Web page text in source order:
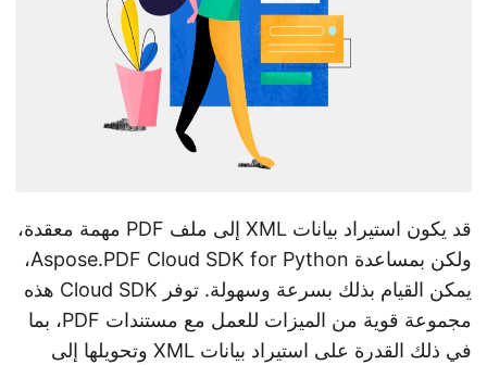
قد يكون استيراد بيانات XML إلى ملف PDF مهمة معقدة،
ولكن بمساعدة Aspose.PDF Cloud SDK for Python،
يمكن القيام بذلك بسرعة وسهولة. توفر Cloud SDK هذه
مجموعة قوية من الميزات للعمل مع مستندات PDF، بما
في ذلك القدرة على استيراد بيانات XML وتحويلها إلى